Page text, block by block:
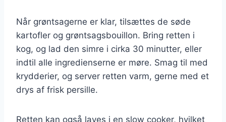
Når grøntsagerne er klar, tilsættes de søde
kartofler og grøntsagsbouillon. Bring retten i
kog, og lad den simre i cirka 30 minutter, eller
indtil alle ingredienserne er møre. Smag til med
krydderier, og server retten varm, gerne med et
drys af frisk persille.
Retten kan også laves i en slow cooker, hvilket